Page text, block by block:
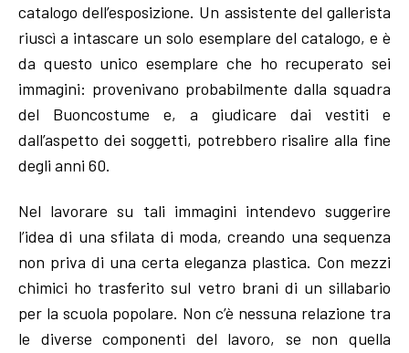
catalogo dell’esposizione. Un assistente del gallerista
riuscì a intascare un solo esemplare del catalogo, e è
da questo unico esemplare che ho recuperato sei
immagini: provenivano probabilmente dalla squadra
del Buoncostume e, a giudicare dai vestiti e
dall’aspetto dei soggetti, potrebbero risalire alla fine
degli anni 60.
Nel lavorare su tali immagini intendevo suggerire
l’idea di una sfilata di moda, creando una sequenza
non priva di una certa eleganza plastica. Con mezzi
chimici ho trasferito sul vetro brani di un sillabario
per la scuola popolare. Non c’è nessuna relazione tra
le diverse componenti del lavoro, se non quella